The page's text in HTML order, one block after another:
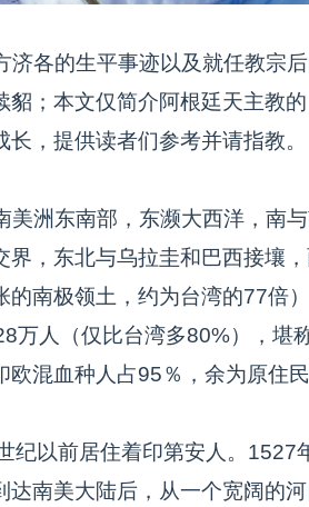
各的生平事迹以及就任教宗
貂；本文仅简介阿根廷天主教
长，提供读者们参考并请指教。
洲东南部，东濒大西洋，南
界，东北与乌拉圭和巴西接壤
的南极领土，约为台湾的77倍
万人（仅比台湾多80%），堪
欧混血种人占95％，余为原住民
以前居住着印第安人。1527
达南美大陆后，从一个宽阔的